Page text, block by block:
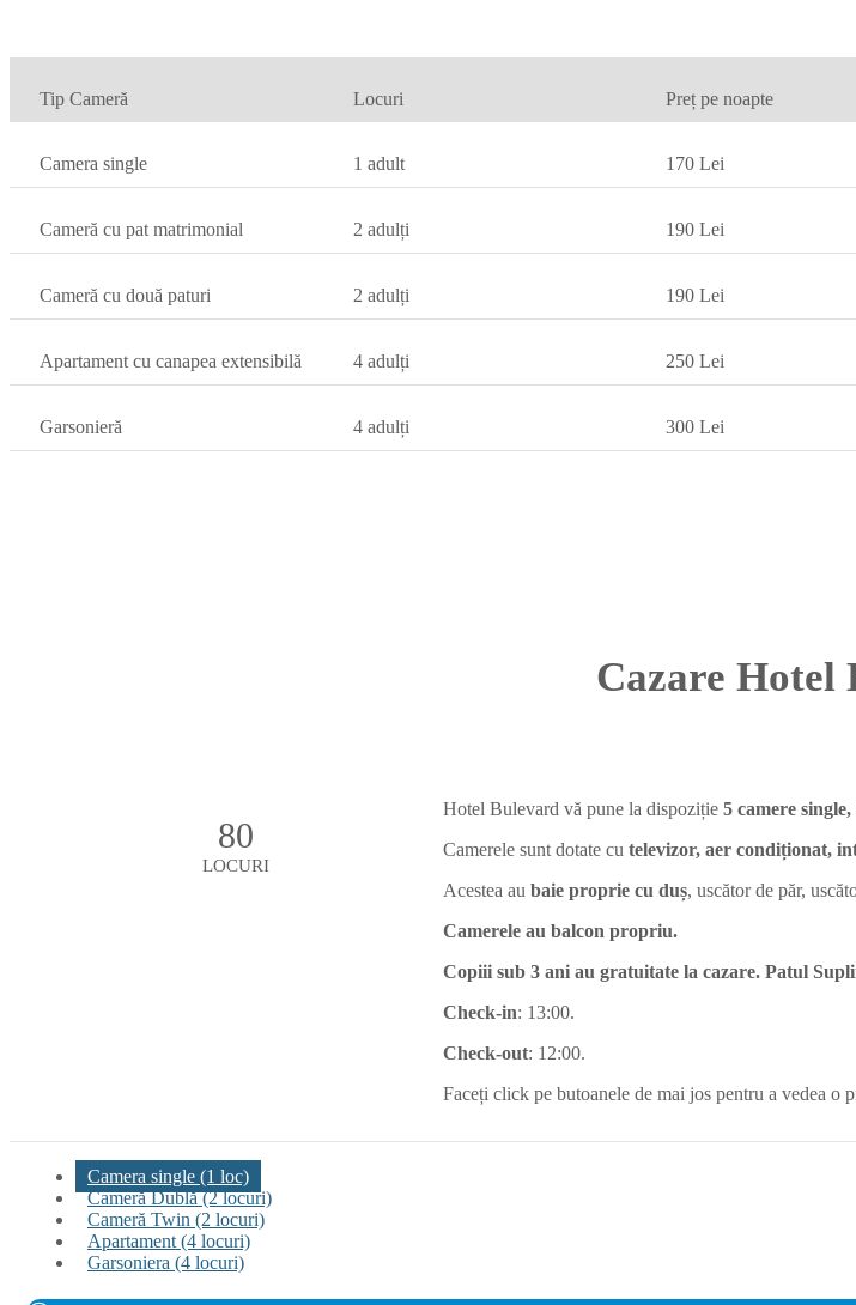
Tip Cameră Locuri Preț pe noapte
Camera single 1 adult 170 Lei
Cameră cu pat matrimonial 2 adulți 190 Lei
Cameră cu două paturi 2 adulți 190 Lei
Apartament cu canapea extensibilă 4 adulți 250 Lei
Garsonieră 4 adulți 300 Lei
Cazare Hotel
80
LOCURI
Hotel Bulevard vă pune la dispoziție 5 camere
Camerele sunt dotate cu televizor, aer condiționat,
Acestea au baie proprie cu duș, uscător de păr,
Camerele au balcon propriu.
Copiii sub 3 ani au gratuitate la cazare. Patul
Check-in: 13:00.
Check-out: 12:00.
Faceți click pe butoanele de mai jos pentru a vedea o
Camera single (1 loc)
Cameră Dublă (2 locuri)
Cameră Twin (2 locuri)
Apartament (4 locuri)
Garsoniera (4 locuri)